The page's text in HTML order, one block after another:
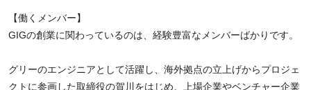
【働くメンバー】
GIGの創業に関わっているのは、経験豊富なメンバーばかりです。
グリーのエンジニアとして活躍し、海外拠点の立上げからプロジェ
クトに参画した取締役の賀川をはじめ、上場企業やベンチャー企業